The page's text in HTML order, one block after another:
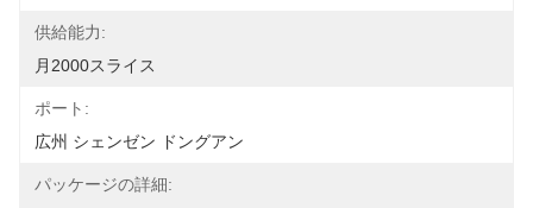
供給能力:
月2000スライス
ポート:
広州 シェンゼン ドングアン
パッケージの詳細: